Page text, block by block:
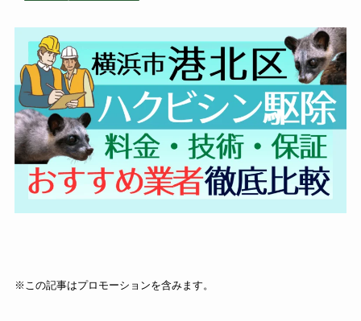
※この記事はプロモーションを含みます。